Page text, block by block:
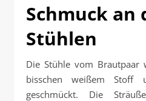
Schmuck an
Stühlen
Die Stühle vom Brautpaar
bisschen weißem Stoff
geschmückt. Die